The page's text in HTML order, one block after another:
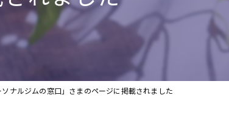
ト
ソナルジムの窓口」さまのページに掲載されました